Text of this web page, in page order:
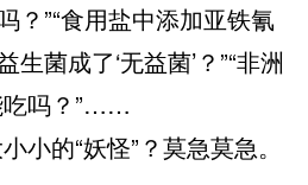
？”“食用盐中添加亚铁氰
生菌成了‘无益菌’？”“非洲
吃吗？”……
的“妖怪”？莫急莫急。